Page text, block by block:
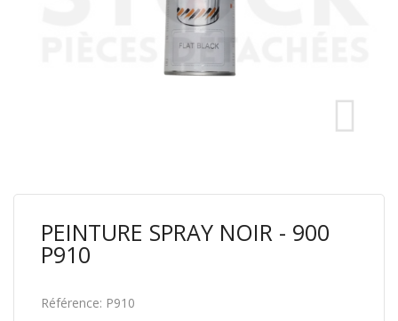
PEINTURE SPRAY NOIR - 900
P910
Référence: P910